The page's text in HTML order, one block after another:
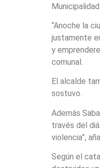
“Anoche la
justamente
y
comunal.
El alcalde
sostuvo.
Además
través del
violencia”,
Según el